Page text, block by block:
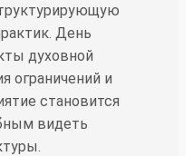
День
духовной
ограничений и
становится
видеть